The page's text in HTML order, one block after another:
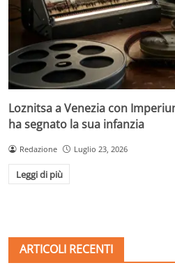
Loznitsa a Venezia con
ha segnato la sua infanzia
Redazione Luglio 23, 2026
Leggi di più
ARTICOLI RECENTI